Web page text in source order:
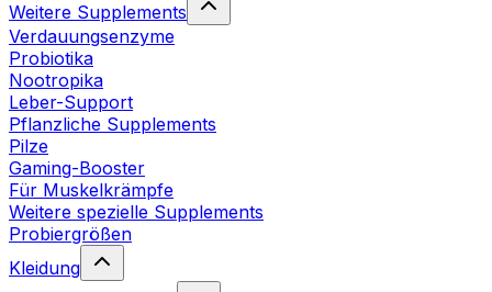
Weitere Supplements
Verdauungsenzyme
Probiotika
Nootropika
Leber-Support
Pflanzliche Supplements
Pilze
Gaming-Booster
Für Muskelkrämpfe
Weitere spezielle Supplements
Probiergrößen
Kleidung